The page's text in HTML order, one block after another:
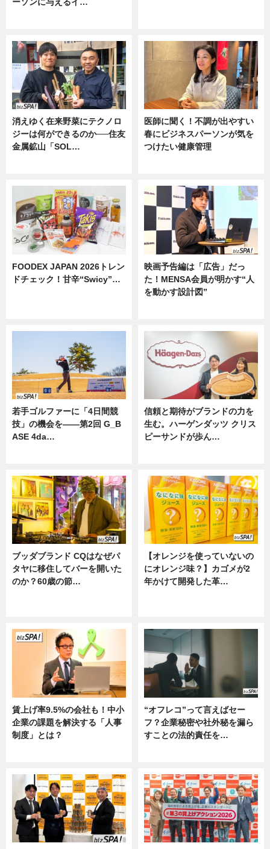
消えゆく在来野菜にテクノロ
ジーは何ができるのか──住友
金属鉱山「SOL…
医師に聞く！不調が出やすい
春にビジネスパーソンが気を
つけたい健康管理
FOODEX JAPAN 2026トレン
ドチェック！甘辛“Swicy”…
映画予告編は「広告」だっ
た！MENSA会員が明かす“人
を動かす設計図”
若手ゴルファーに「4日間競
技」の機会を——第2回 G_B
ASE 4da…
信頼と期待がブランドの力を
生む。ハーゲンダッツ クリス
ピーサンドが歩ん…
ブッダブランド CQはなぜパ
タヤに移住してバーを開いた
のか？60歳の節…
【オレンジを使っていないの
にオレンジ味？】カゴメが2
年かけて開発した革…
賃上げ率9.5%の会社も！中小
企業の課題を解決する「人事
制度」とは？
“オフレコ”って言えばセー
フ？企業秘密や社外秘を漏ら
すことの法的責任を…